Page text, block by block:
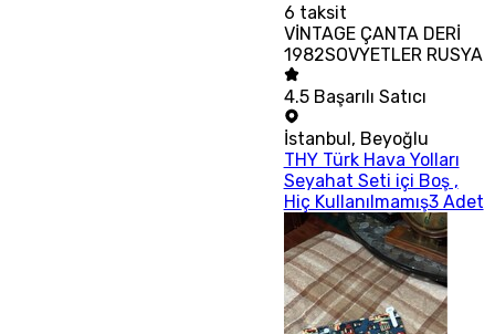
6 taksit
VİNTAGE ÇANTA DERİ
1982SOVYETLER RUSYA
4.5 Başarılı Satıcı
İstanbul, Beyoğlu
THY Türk Hava Yolları
Seyahat Seti içi Boş ,
Hiç Kullanılmamış3 Adet